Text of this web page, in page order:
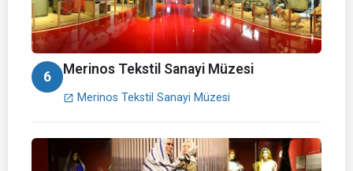
6 Merinos Tekstil Sanayi Müzesi
open_in_new Merinos Tekstil Sanayi Müzesi